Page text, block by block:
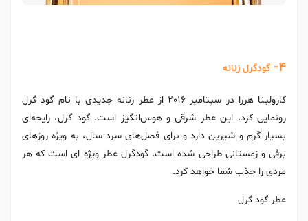
4- گودگرل زنانه
کارولینا هررا در سپتامبر 2016 از عطر زنانه جدیدی با نام گود گرل
رونمایی کرد. این عطر شرقی و هوس‌انگیز است. گود گرل، رایحه‌ای
بسیار گرم و شیرین دارد و برای فصل‌های سرد سال، به ویژه روزهای
برفی و زمستانی طراحی شده است. گودگرل عطر ویژه ای است که هر
مردی را جذب شما خواهد کرد.
عطر گود گرل